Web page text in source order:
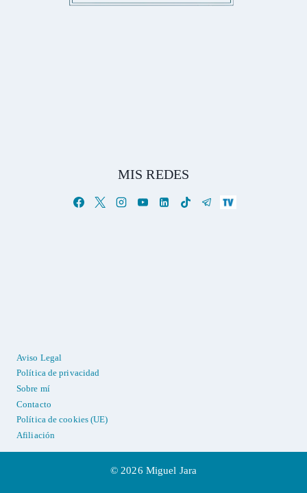
MIS REDES
Aviso Legal
Política de privacidad
Sobre mí
Contacto
Política de cookies (UE)
Afiliación
© 2026 Miguel Jara